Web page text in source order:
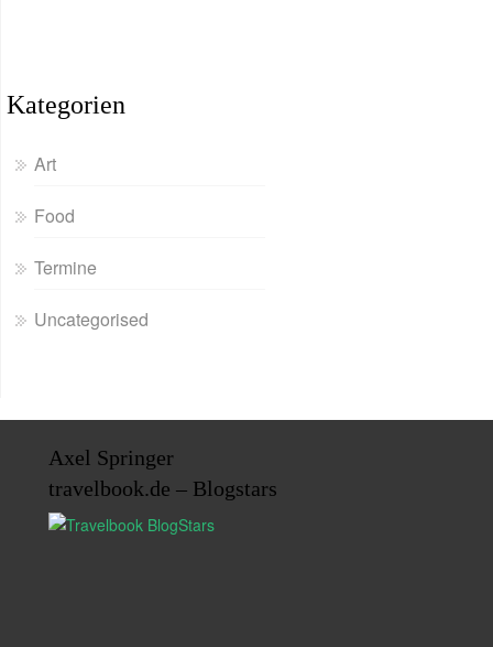
Kategorien
Art
Food
Termine
Uncategorised
Axel Springer
travelbook.de – Blogstars